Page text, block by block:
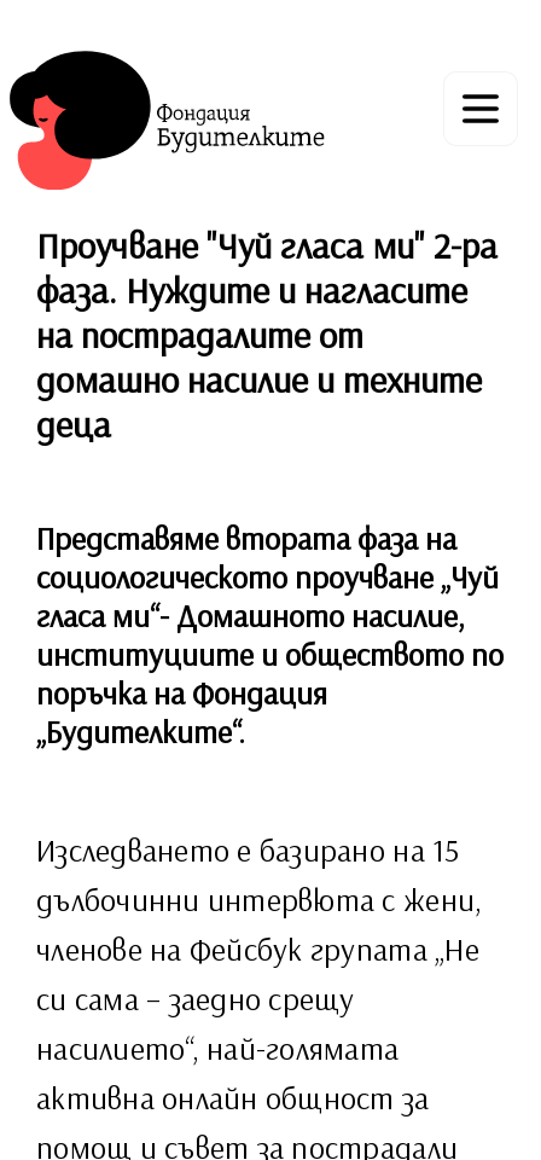
Проучване "Чуй гласа ми" 2-ра
фаза. Нуждите и нагласите
на пострадалите от
домашно насилие и техните
деца
Представяме втората фаза на
социологическото проучване „Чуй
гласа ми“- Домашното насилие,
институциите и обществото по
поръчка на Фондация
„Будителките“.
Изследването е базирано на 15
дълбочинни интервюта с жени,
членове на Фейсбук групата „Не
си сама – заедно срещу
насилието“, най-голямата
активна онлайн общност за
помощ и съвет за пострадали